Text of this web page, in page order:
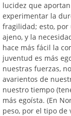
lucidez que
experimentar la
fragilidad; esto, por
ajeno, y la
hace más fácil la
juventud es más
nuestras fuerzas,
avarientos de
nuestro tiempo
más egoísta. (En
peso, por el tipo de